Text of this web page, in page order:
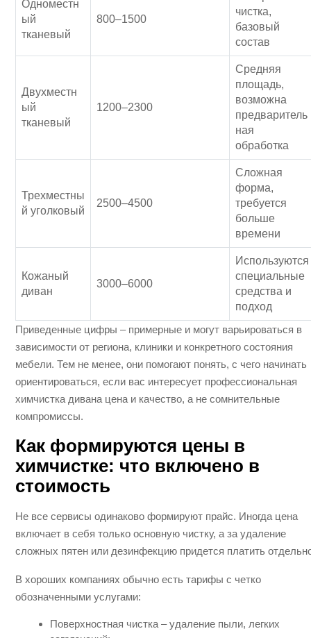
Одноместн
ый
тканевый
800–1500
чистка,
базовый
состав
Двухместн
ый
тканевый
1200–2300
Средняя
площадь,
возможна
предваритель
ная
обработка
Трехместны
й уголковый
2500–4500
Сложная
форма,
требуется
больше
времени
Кожаный
диван
3000–6000
Используются
специальные
средства и
подход
Приведенные цифры – примерные и могут варьироваться в
зависимости от региона, клиники и конкретного состояния
мебели. Тем не менее, они помогают понять, с чего начинать
ориентироваться, если вас интересует профессиональная
химчистка дивана цена и качество, а не сомнительные
компромиссы.
Как формируются цены в
химчистке: что включено в
стоимость
Не все сервисы одинаково формируют прайс. Иногда цена
включает в себя только основную чистку, а за удаление
сложных пятен или дезинфекцию придется платить
В хороших компаниях обычно есть тарифы с четко
обозначенными услугами:
Поверхностная чистка – удаление пыли, легких